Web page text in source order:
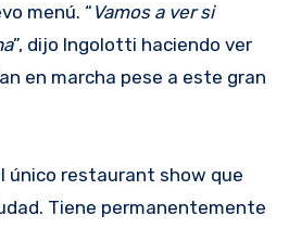
menú. “ Vamos a ver si
”, dijo Ingolotti haciendo ver
en marcha pese a este gran
único restaurant show que
Tiene permanentemente